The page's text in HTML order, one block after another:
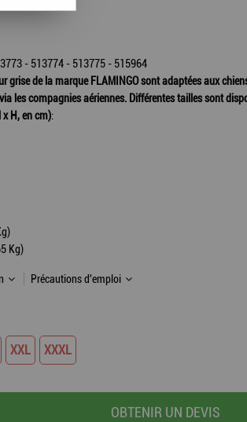
- 513774 - 513775 - 515964
grise de la marque FLAMINGO sont adaptées aux
les compagnies aériennes. Différentes tailles sont
H, en cm):
Kg)
Précautions d'emploi
XXL XXXL
OBTENIR UN DEVIS